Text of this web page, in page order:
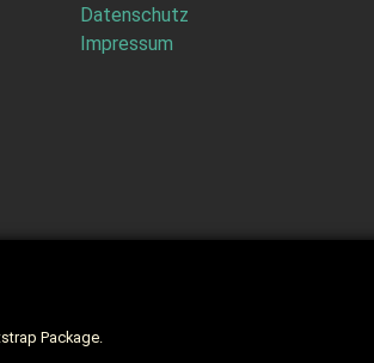
Datenschutz
Impressum
Package.